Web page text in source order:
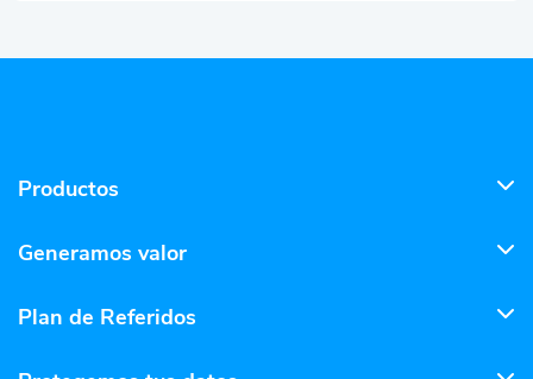
Productos
Generamos valor
Plan de Referidos